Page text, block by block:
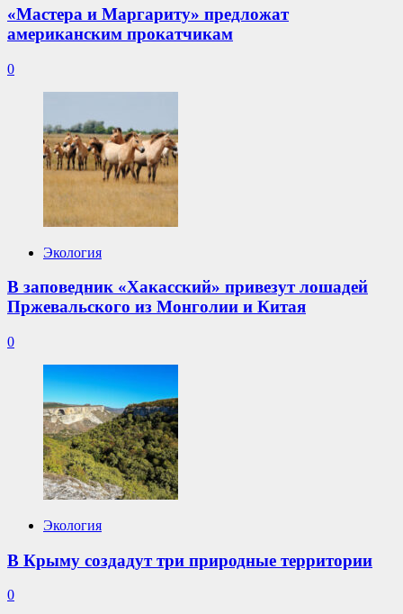
«Мастера и Маргариту» предложат
американским прокатчикам
0
Экология
В заповедник «Хакасский» привезут лошадей
Пржевальского из Монголии и Китая
0
Экология
В Крыму создадут три природные территории
0